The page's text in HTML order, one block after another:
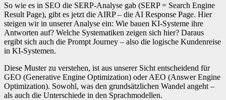
So wie es in SEO die SERP-Analyse gab (SERP = Search Engine
Result Page), gibt es jetzt die AIRP – die AI Response Page. Hier
steigen wir in unserer Analyse ein: Wie bauen KI-Systeme ihre
Antworten auf? Welche Systematiken zeigen sich hier? Daraus
ergibt sich auch die Prompt Journey – also die logische Kundenreise
in KI-Systemen.
Diese Muster zu verstehen, ist aus unserer Sicht entscheidend für
GEO (Generative Engine Optimization) oder AEO (Answer Engine
Optimization). Sowohl, was den grundsätzlichen Wandel angeht –
als auch die Unterschiede in den Sprachmodellen.